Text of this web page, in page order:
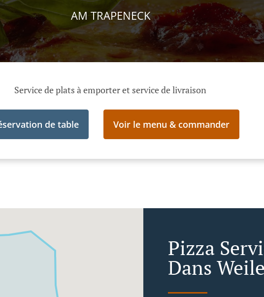
AM TRAPENECK
Service de plats à emporter et service de livraison
de table Voir le menu & commander
Pizza
Dans